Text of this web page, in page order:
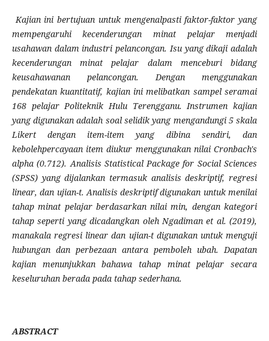
Kajian ini bertujuan untuk mengenalpasti faktor-faktor yang
mempengaruhi kecenderungan minat pelajar menjadi
usahawan dalam industri pelancongan. Isu yang dikaji adalah
kecenderungan minat pelajar dalam menceburi bidang
keusahawanan pelancongan. Dengan menggunakan
pendekatan kuantitatif, kajian ini melibatkan sampel seramai
168 pelajar Politeknik Hulu Terengganu. Instrumen kajian
yang digunakan adalah soal selidik yang mengandungi 5 skala
Likert dengan item-item yang dibina sendiri, dan
kebolehpercayaan item diukur menggunakan nilai Cronbach's
alpha (0.712). Analisis Statistical Package for Social Sciences
(SPSS) yang dijalankan termasuk analisis deskriptif, regresi
linear, dan ujian-t. Analisis deskriptif digunakan untuk menilai
tahap minat pelajar berdasarkan nilai min, dengan kategori
tahap seperti yang dicadangkan oleh Ngadiman et al. (2019),
manakala regresi linear dan ujian-t digunakan untuk menguji
hubungan dan perbezaan antara pemboleh ubah. Dapatan
kajian menunjukkan bahawa tahap minat pelajar secara
keseluruhan berada pada tahap sederhana.
ABSTRACT